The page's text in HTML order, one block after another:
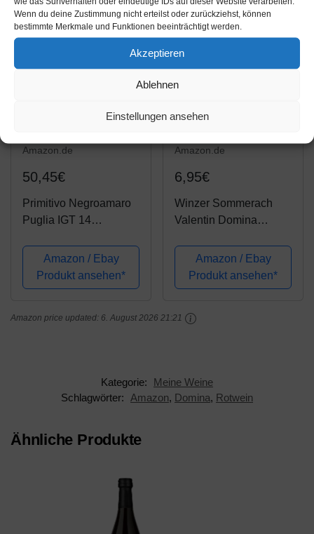
Wenn du deine Zustimmung nicht erteilst oder zurückziehst, können
bestimmte Merkmale und Funktionen beeinträchtigt werden.
Akzeptieren
Ablehnen
Einstellungen ansehen
Amazon.de
50,45€
Primitivo Negroamaro
Puglia IGT 14
Rotwein Apulien
halbtrocken (6 x 0.75l)
Amazon / Ebay
Produkt ansehen*
Amazon.de
6,95€
Winzer Sommerach
Valentin Domina
| trocken | Rotwein |
Deutschland | Domina
Amazon / Ebay
Produkt ansehen*
Amazon price updated: 6. August 2026 21:21
Kategorie:
Meine Weine
Schlagwörter:
Amazon, Domina, Rotwein
Ähnliche Produkte